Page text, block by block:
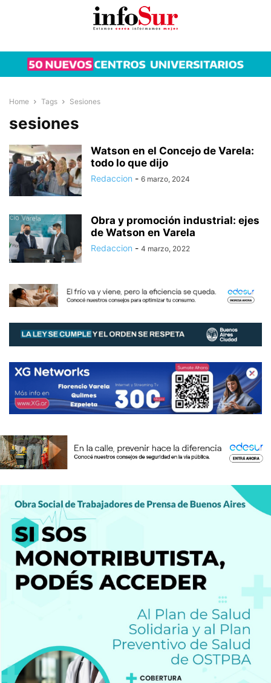
Home Tags Sesiones
sesiones
Watson en el Concejo de Varela:
todo lo que dijo
Redaccion - 6 marzo, 2024
Obra y promoción industrial: ejes
de Watson en Varela
Redaccion - 4 marzo, 2022